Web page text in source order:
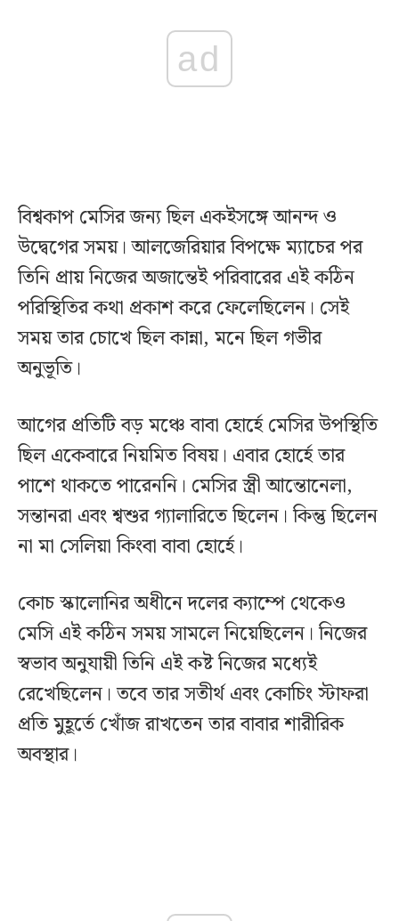
ad
বিশ্বকাপ মেসির জন্য ছিল একইসঙ্গে আনন্দ ও
উদ্বেগের সময়। আলজেরিয়ার বিপক্ষে ম্যাচের পর
তিনি প্রায় নিজের অজান্তেই পরিবারের এই কঠিন
পরিস্থিতির কথা প্রকাশ করে ফেলেছিলেন। সেই
সময় তার চোখে ছিল কান্না, মনে ছিল গভীর
অনুভূতি।
আগের প্রতিটি বড় মঞ্চে বাবা হোর্হে মেসির উপস্থিতি
ছিল একেবারে নিয়মিত বিষয়। এবার হোর্হে তার
পাশে থাকতে পারেননি। মেসির স্ত্রী আন্তোনেলা,
সন্তানরা এবং শ্বশুর গ্যালারিতে ছিলেন। কিন্তু ছিলেন
না মা সেলিয়া কিংবা বাবা হোর্হে।
কোচ স্কালোনির অধীনে দলের ক্যাম্পে থেকেও
মেসি এই কঠিন সময় সামলে নিয়েছিলেন। নিজের
স্বভাব অনুযায়ী তিনি এই কষ্ট নিজের মধ্যেই
রেখেছিলেন। তবে তার সতীর্থ এবং কোচিং স্টাফরা
প্রতি মুহূর্তে খোঁজ রাখতেন তার বাবার শারীরিক
অবস্থার।